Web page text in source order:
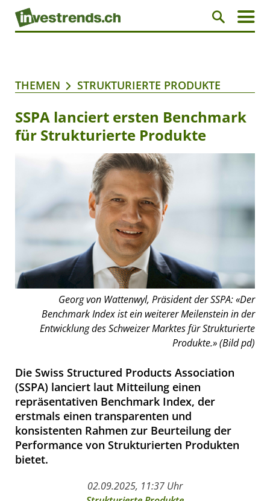
THEMEN STRUKTURIERTE PRODUKTE
SSPA lanciert ersten Benchmark
für Strukturierte Produkte
Georg von Wattenwyl, Präsident der SSPA: «Der
Benchmark Index ist ein weiterer Meilenstein in der
Entwicklung des Schweizer Marktes für Strukturierte
Produkte.» (Bild pd)
Die Swiss Structured Products Association
(SSPA) lanciert laut Mitteilung einen
repräsentativen Benchmark Index, der
erstmals einen transparenten und
konsistenten Rahmen zur Beurteilung der
Performance von Strukturierten Produkten
bietet.
02.09.2025, 11:37 Uhr